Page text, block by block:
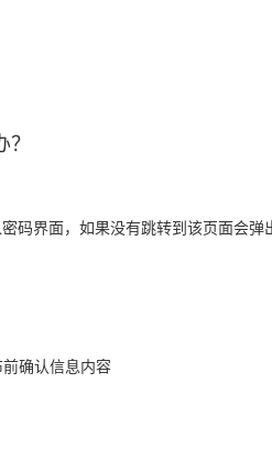
码界面，如果没有跳转到该页面会
确认信息内容